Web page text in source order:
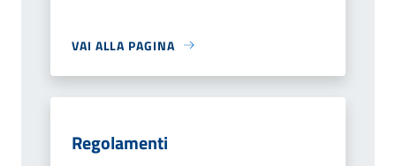
VAI ALLA PAGINA
Regolamenti